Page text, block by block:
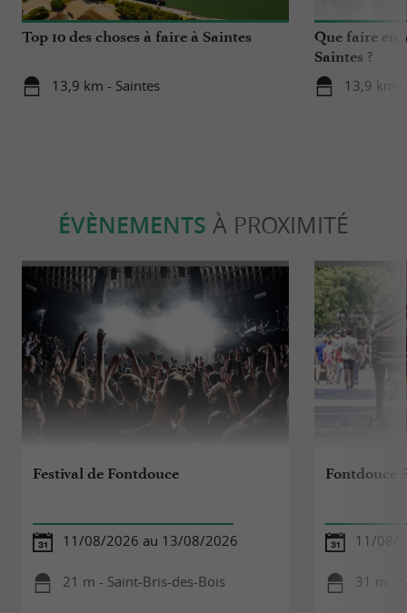
Top 10 des choses à faire à Saintes
13,9 km - Saintes
Que faire en
Saintes ?
13,9 km -
ÉVÈNEMENTS À PROXIMITÉ
Festival de Fontdouce
11/08/2026 au 13/08/2026
21 m - Saint-Bris-des-Bois
Fontdouce
11/08/
31 m -